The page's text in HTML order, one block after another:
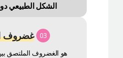
الشكل الطبيعي
03 غضروف
هو الغضروف الملتصق